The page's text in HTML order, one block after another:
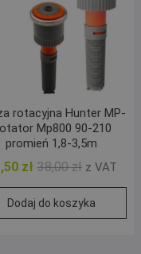
rotacyjna Hunter MP-
Mp800 90-210
promień 1,8-3,5m
38,00zł Pierwotna
cena
wynosiła:
38,00 zł.
zł
Aktualna
cena
wynosi:
31,50 zł.
z VAT
Dodaj do koszyka